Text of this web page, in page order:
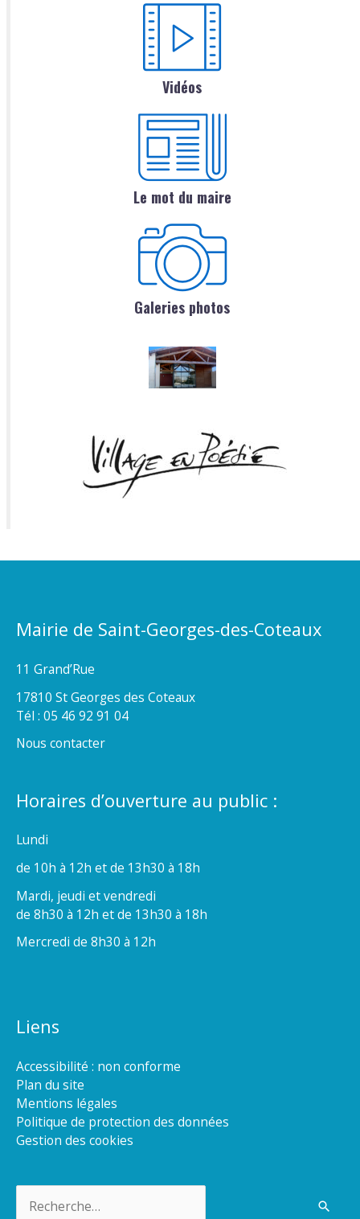
Vidéos
Le mot du maire
Galeries photos
Mairie de Saint-Georges-des-Coteaux
11 Grand’Rue
17810 St Georges des Coteaux
Tél : 05 46 92 91 04
Nous contacter
Horaires d’ouverture au public :
Lundi
de 10h à 12h et de 13h30 à 18h
Mardi, jeudi et vendredi
de 8h30 à 12h et de 13h30 à 18h
Mercredi de 8h30 à 12h
Liens
Accessibilité : non conforme
Plan du site
Mentions légales
Politique de protection des données
Gestion des cookies